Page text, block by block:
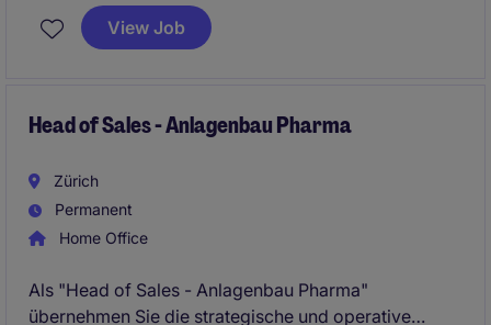
nachhaltige Entwicklung deines Verkaufsgebiets.
View Job
Head of Sales - Anlagenbau Pharma
Zürich
Permanent
Home Office
Als "Head of Sales - Anlagenbau Pharma"
übernehmen Sie die strategische und operative